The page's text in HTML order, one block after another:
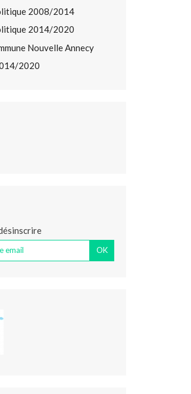
2008/2014
2014/2020
Nouvelle Annecy
2020